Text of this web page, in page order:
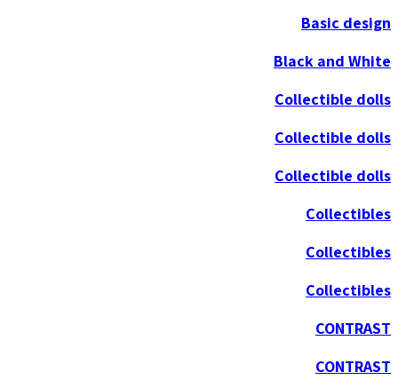
Basic design
Black and White
Collectible dolls
Collectible dolls
Collectible dolls
Collectibles
Collectibles
Collectibles
CONTRAST
CONTRAST